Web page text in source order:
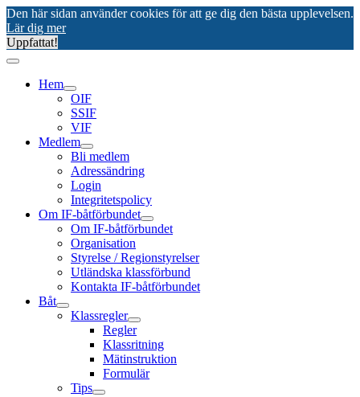
Den här sidan använder cookies för att ge dig den bästa upplevelsen.
Lär dig mer
Uppfattat!
Hem
OIF
SSIF
VIF
Medlem
Bli medlem
Adressändring
Login
Integritetspolicy
Om IF-båtförbundet
Om IF-båtförbundet
Organisation
Styrelse / Regionstyrelser
Utländska klassförbund
Kontakta IF-båtförbundet
Båt
Klassregler
Regler
Klassritning
Mätinstruktion
Formulär
Tips